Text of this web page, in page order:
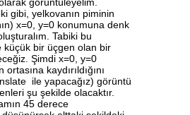
görüntüleyelim.
gibi, yelkovanın piminin
x=0, y=0 konumuna denk
Tabiki bu
küçük bir üçgen olan bir
Şimdi x=0, y=0
kaydırıldığını
ile yapacağız) görüntü
şu şekilde olacaktır.
45 derece